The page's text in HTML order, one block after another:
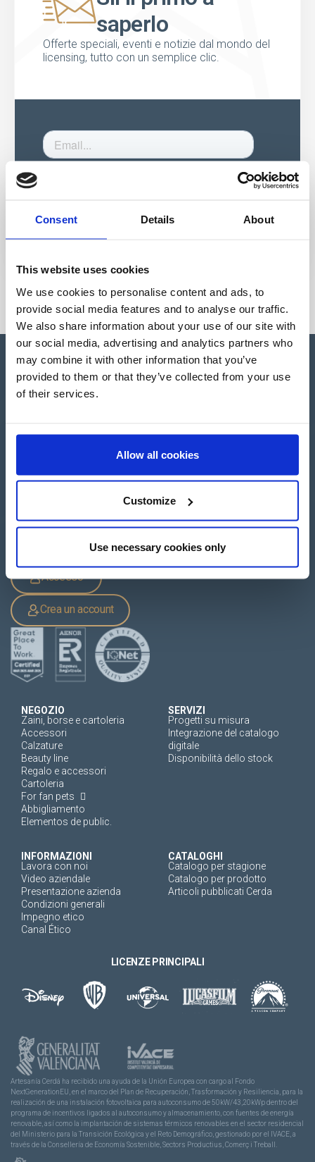
Consent Details About
This website uses cookies
We use cookies to personalise content and ads, to
provide social media features and to analyse our traffic.
We also share information about your use of our site with
our social media, advertising and analytics partners who
may combine it with other information that you’ve
provided to them or that they’ve collected from your use
of their services.
Allow all cookies
Customize
Use necessary cookies only
saperlo
Offerte speciali, eventi e notizie dal mondo del
licensing, tutto con un semplice clic.
+39 0694 806 334
Accesso
Crea un account
NEGOZIO
Zaini, borse e cartoleria
Accessori
Calzature
Beauty line
Regalo e accessori
Cartoleria
For fan pets
Abbigliamento
Elementos de public.
SERVIZI
Progetti su misura
Integrazione del catalogo
digitale
Disponibilità dello stock
INFORMAZIONI
Lavora con noi
Video aziendale
Presentazione azienda
Condizioni generali
Impegno etico
Canal Ético
CATALOGHI
Catalogo per stagione
Catalogo per prodotto
Articoli pubblicati Cerda
LICENZE PRINCIPALI
Artesanía Cerdá ha recibido una ayuda de la Unión Europea con cargo al Fondo
NextGenerationEU, en el marco del Plan de Recuperación, Trasformación y Resiliencia, para la
realización de una instalación fotovoltaica para autoconsumo de 50kW/43,20kWp dentro del
programa de incentivos ligados al autoconsumo y almacenamiento, con fuentes de energía
renovable, así como la implantación de sistemas térmicos renovables en el sector residencial
del Ministerio para la Transición Ecológica y el Reto Demográfico, gestionado por el IVACE, a
través de la Consellería de Economía Sostenible, Sectors Productius, Comerç i Treball.